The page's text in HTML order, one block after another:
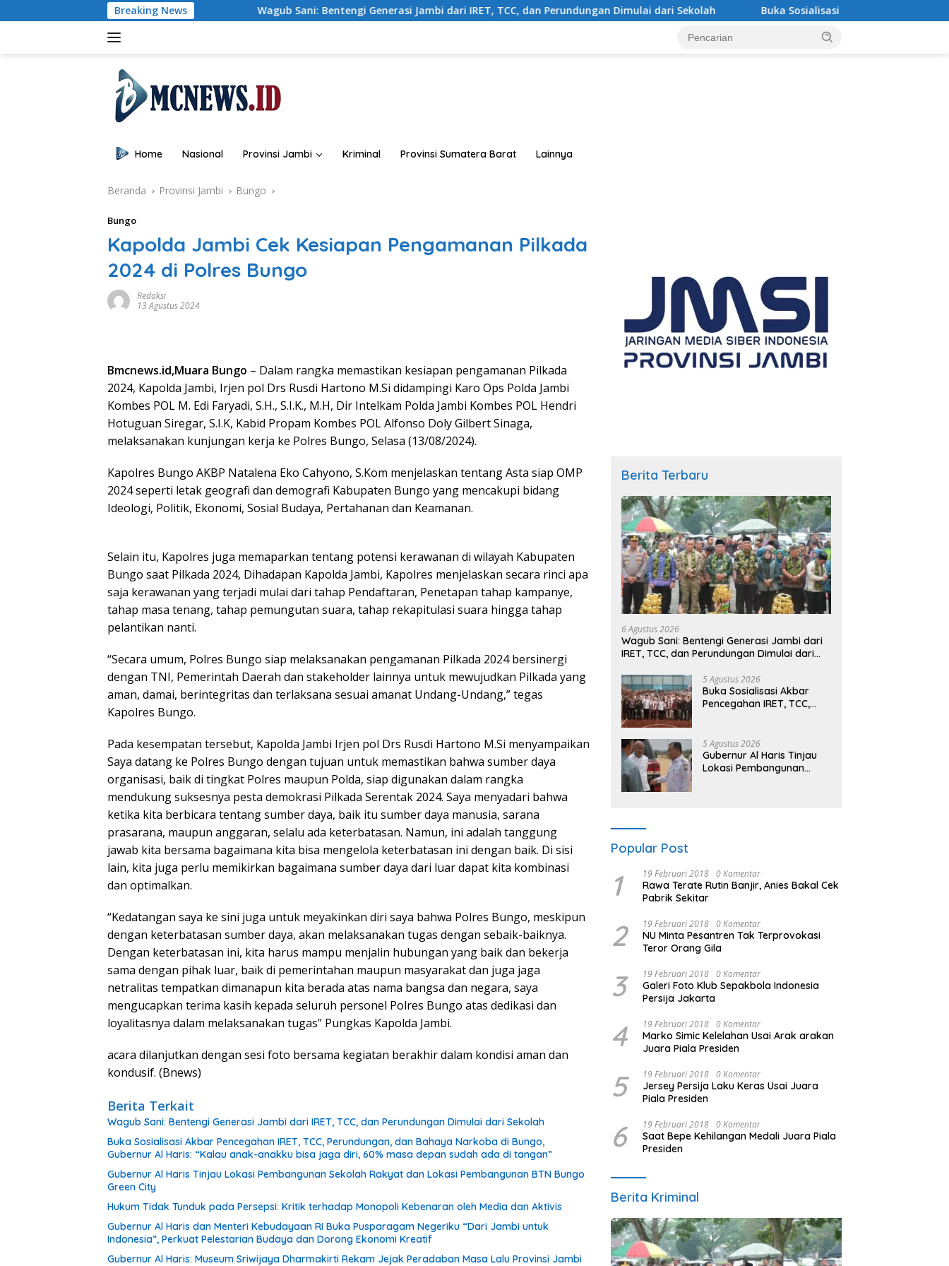
ke
Breaking News
Wagub Sani: Bentengi Generasi Jambi dari IRET, TCC, dan Perundungan Dimulai dari Sekolah Buka Sosialisasi Akbar Pencegahan IRET, TCC, Perundungan,
Home Nasional Provinsi Jambi Kriminal Provinsi Sumatera Barat Lainnya
Beranda Provinsi Jambi Bungo
Bungo
Kapolda Jambi Cek Kesiapan Pengamanan Pilkada
2024 di Polres Bungo
Redaksi
13 Agustus 2024
Bmcnews.id,Muara Bungo – Dalam rangka memastikan kesiapan pengamanan Pilkada
2024, Kapolda Jambi, Irjen pol Drs Rusdi Hartono M.Si didampingi Karo Ops Polda Jambi
Kombes POL M. Edi Faryadi, S.H., S.I.K., M.H, Dir Intelkam Polda Jambi Kombes POL Hendri
Hotuguan Siregar, S.I.K, Kabid Propam Kombes POL Alfonso Doly Gilbert Sinaga,
melaksanakan kunjungan kerja ke Polres Bungo, Selasa (13/08/2024).
Kapolres Bungo AKBP Natalena Eko Cahyono, S.Kom menjelaskan tentang Asta siap OMP
2024 seperti letak geografi dan demografi Kabupaten Bungo yang mencakupi bidang
Ideologi, Politik, Ekonomi, Sosial Budaya, Pertahanan dan Keamanan.
Selain itu, Kapolres juga memaparkan tentang potensi kerawanan di wilayah Kabupaten
Bungo saat Pilkada 2024, Dihadapan Kapolda Jambi, Kapolres menjelaskan secara rinci apa
saja kerawanan yang terjadi mulai dari tahap Pendaftaran, Penetapan tahap kampanye,
tahap masa tenang, tahap pemungutan suara, tahap rekapitulasi suara hingga tahap
pelantikan nanti.
“Secara umum, Polres Bungo siap melaksanakan pengamanan Pilkada 2024 bersinergi
dengan TNI, Pemerintah Daerah dan stakeholder lainnya untuk mewujudkan Pilkada yang
aman, damai, berintegritas dan terlaksana sesuai amanat Undang-Undang,” tegas
Kapolres Bungo.
Pada kesempatan tersebut, Kapolda Jambi Irjen pol Drs Rusdi Hartono M.Si menyampaikan
Saya datang ke Polres Bungo dengan tujuan untuk memastikan bahwa sumber daya
organisasi, baik di tingkat Polres maupun Polda, siap digunakan dalam rangka
mendukung suksesnya pesta demokrasi Pilkada Serentak 2024. Saya menyadari bahwa
ketika kita berbicara tentang sumber daya, baik itu sumber daya manusia, sarana
prasarana, maupun anggaran, selalu ada keterbatasan. Namun, ini adalah tanggung
jawab kita bersama bagaimana kita bisa mengelola keterbatasan ini dengan baik. Di sisi
lain, kita juga perlu memikirkan bagaimana sumber daya dari luar dapat kita kombinasi
dan optimalkan.
“Kedatangan saya ke sini juga untuk meyakinkan diri saya bahwa Polres Bungo, meskipun
dengan keterbatasan sumber daya, akan melaksanakan tugas dengan sebaik-baiknya.
Dengan keterbatasan ini, kita harus mampu menjalin hubungan yang baik dan bekerja
sama dengan pihak luar, baik di pemerintahan maupun masyarakat dan juga jaga
netralitas tempatkan dimanapun kita berada atas nama bangsa dan negara, saya
mengucapkan terima kasih kepada seluruh personel Polres Bungo atas dedikasi dan
loyalitasnya dalam melaksanakan tugas” Pungkas Kapolda Jambi.
acara dilanjutkan dengan sesi foto bersama kegiatan berakhir dalam kondisi aman dan
kondusif. (Bnews)
Berita Terkait
Wagub Sani: Bentengi Generasi Jambi dari IRET, TCC, dan Perundungan Dimulai dari Sekolah
Buka Sosialisasi Akbar Pencegahan IRET, TCC, Perundungan, dan Bahaya Narkoba di Bungo,
Gubernur Al Haris: “Kalau anak-anakku bisa jaga diri, 60% masa depan sudah ada di tangan”
Gubernur Al Haris Tinjau Lokasi Pembangunan Sekolah Rakyat dan Lokasi Pembangunan BTN Bungo
Green City
Hukum Tidak Tunduk pada Persepsi: Kritik terhadap Monopoli Kebenaran oleh Media dan Aktivis
Gubernur Al Haris dan Menteri Kebudayaan RI Buka Pusparagam Negeriku “Dari Jambi untuk
Indonesia”, Perkuat Pelestarian Budaya dan Dorong Ekonomi Kreatif
Gubernur Al Haris: Museum Sriwijaya Dharmakirti Rekam Jejak Peradaban Masa Lalu Provinsi Jambi
Berita Terbaru
6 Agustus 2026
Wagub Sani: Bentengi Generasi Jambi dari
IRET, TCC, dan Perundungan Dimulai dari
5 Agustus 2026
Buka Sosialisasi Akbar
Pencegahan IRET, TCC,
Gubernur Al Haris: “Kalau
anak-anakku bisa jaga
diri, 60% masa depan
5 Agustus 2026
Gubernur Al Haris Tinjau
Lokasi Pembangunan
Popular Post
1 19 Februari 2018 0 Komentar
Rawa Terate Rutin Banjir, Anies Bakal Cek
Pabrik Sekitar
2 19 Februari 2018 0 Komentar
NU Minta Pesantren Tak Terprovokasi
Teror Orang Gila
3 19 Februari 2018 0 Komentar
Galeri Foto Klub Sepakbola Indonesia
Persija Jakarta
4 19 Februari 2018 0 Komentar
Marko Simic Kelelahan Usai Arak arakan
Juara Piala Presiden
5 19 Februari 2018 0 Komentar
Jersey Persija Laku Keras Usai Juara
Piala Presiden
6 19 Februari 2018 0 Komentar
Saat Bepe Kehilangan Medali Juara Piala
Presiden
Berita Kriminal